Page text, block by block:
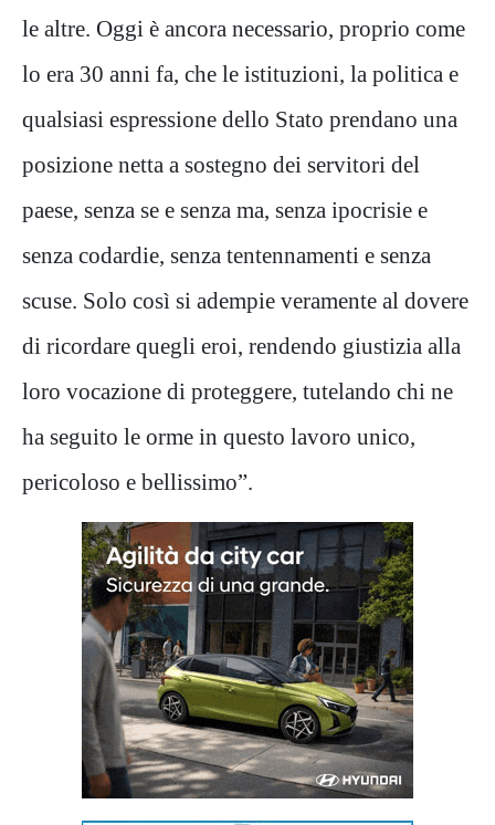
le altre. Oggi è ancora necessario, proprio come
lo era 30 anni fa, che le istituzioni, la politica e
qualsiasi espressione dello Stato prendano una
posizione netta a sostegno dei servitori del
paese, senza se e senza ma, senza ipocrisie e
senza codardie, senza tentennamenti e senza
scuse. Solo così si adempie veramente al dovere
di ricordare quegli eroi, rendendo giustizia alla
loro vocazione di proteggere, tutelando chi ne
ha seguito le orme in questo lavoro unico,
pericoloso e bellissimo”.